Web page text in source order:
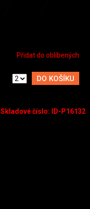
Skladové číslo:
ID-P16132
Přidat do oblíbených
DO KOŠÍKU